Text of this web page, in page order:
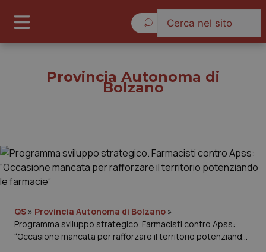
Cronache
Governo e Parlamento
Regioni e Asl
Provincia Autonoma di
Bolzano
QS » Provincia Autonoma di Bolzano »
Programma sviluppo strategico. Farmacisti contro Apss:
“Occasione mancata per rafforzare il territorio potenziando